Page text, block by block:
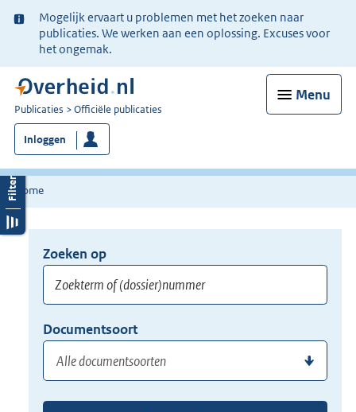
Ter
informatie:
Mogelijk ervaart u problemen met het zoeken naar
publicaties. We werken aan een oplossing. Excuses voor
het ongemak.
Menu
U
bent
nu
hier:
Publicaties Officiële publicaties
Inloggen
Home
Opnieuw
zoeken:
Zoeken op
of
(dossier)nummer
hier
uw
zoekterm
of
Documentsoort